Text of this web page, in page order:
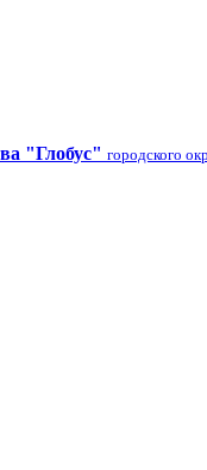
"Глобус" городского